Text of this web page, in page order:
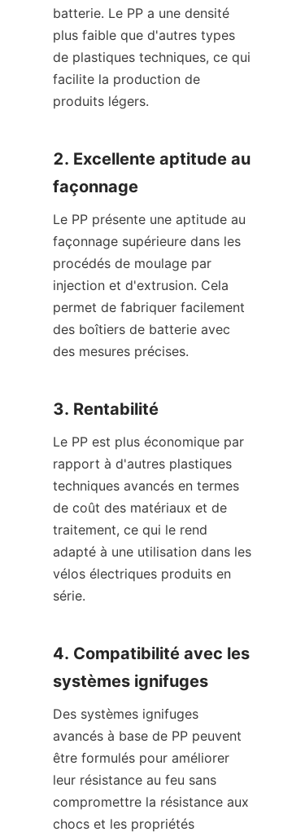
batterie. Le PP a une densité
plus faible que d'autres types
de plastiques techniques, ce qui
facilite la production de
produits légers.
2. Excellente aptitude au
façonnage
Le PP présente une aptitude au
façonnage supérieure dans les
procédés de moulage par
injection et d'extrusion. Cela
permet de fabriquer facilement
des boîtiers de batterie avec
des mesures précises.
3. Rentabilité
Le PP est plus économique par
rapport à d'autres plastiques
techniques avancés en termes
de coût des matériaux et de
traitement, ce qui le rend
adapté à une utilisation dans les
vélos électriques produits en
série.
4. Compatibilité avec les
systèmes ignifuges
Des systèmes ignifuges
avancés à base de PP peuvent
être formulés pour améliorer
leur résistance au feu sans
compromettre la résistance aux
chocs et les propriétés